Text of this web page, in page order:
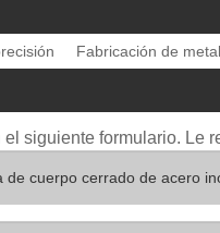
Fabricación de
siguiente formulario. Le